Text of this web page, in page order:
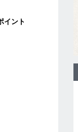
イント